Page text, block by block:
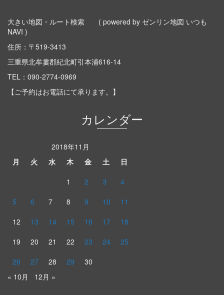
大きい地図・ルート検索
( powered by ゼンリン地図 いつも
NAVI )
住所：〒519-3413
三重県北牟婁郡紀北町引本浦616-14
TEL： 090-2774-0969
【ご予約はお電話にて承ります。】
カレンダー
2018年11月
月
火 水 木 金 土
日
1
2 3
4
5
6 7 8 9 10
11
12
13 14 15 16 17
18
19
20 21 22 23 24
25
26
27 28 29
30
« 10月
12月 »